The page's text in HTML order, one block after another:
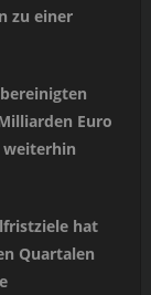
zu einer
Euro
weiterhin
hat
Quartalen